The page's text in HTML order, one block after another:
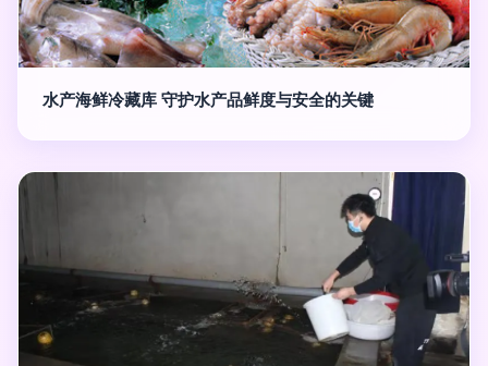
水产海鲜冷藏库 守护水产品鲜度与安全的关键